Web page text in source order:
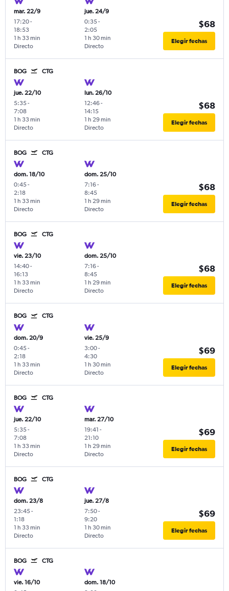
mar. 22/9
17:20-
18:53
Directo
1 h 33 min
jue. 24/9
0:35-
2:05
Directo
1 h 30 min
$68
Elegir fechas
BOG CTG
jue. 22/10
5:35-
7:08
Directo
1 h 33 min
lun. 26/10
12:46-
14:15
Directo
1 h 29 min
$68
Elegir fechas
BOG CTG
dom. 18/10
0:45-
2:18
Directo
1 h 33 min
dom. 25/10
7:16-
8:45
Directo
1 h 29 min
$68
Elegir fechas
BOG CTG
vie. 23/10
14:40-
16:13
Directo
1 h 33 min
dom. 25/10
7:16-
8:45
Directo
1 h 29 min
$68
Elegir fechas
BOG CTG
dom. 20/9
0:45-
2:18
Directo
1 h 33 min
vie. 25/9
3:00-
4:30
Directo
1 h 30 min
$69
Elegir fechas
BOG CTG
jue. 22/10
5:35-
7:08
Directo
1 h 33 min
mar. 27/10
19:41 -
21:10
Directo
1 h 29 min
$69
Elegir fechas
BOG CTG
dom. 23/8
23:45-
1:18
Directo
1 h 33 min
jue. 27/8
7:50-
9:20
Directo
1 h 30 min
$69
Elegir fechas
BOG CTG
vie. 16/10
dom. 18/10